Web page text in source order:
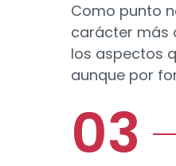
Como punto
carácter más
los aspectos
aunque por